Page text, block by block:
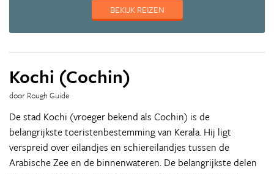
BEKIJK REIZEN
Kochi (Cochin)
door Rough Guide
De stad Kochi (vroeger bekend als Cochin) is de
belangrijkste toeristenbestemming van Kerala. Hij ligt
verspreid over eilandjes en schiereilandjes tussen de
Arabische Zee en de binnenwateren. De belangrijkste delen